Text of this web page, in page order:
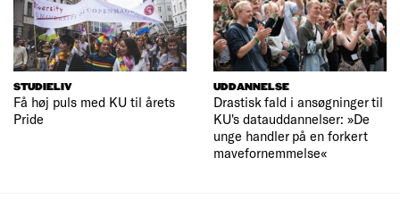
STUDIELIV
Få høj puls med KU til årets
Pride
UDDANNELSE
Drastisk fald i ansøgninger til
KU's datauddannelser: »De
unge handler på en forkert
mavefornemmelse«